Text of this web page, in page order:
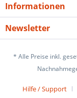
Informationen
Newsletter
* Alle Preise inkl.
Hilfe / Support